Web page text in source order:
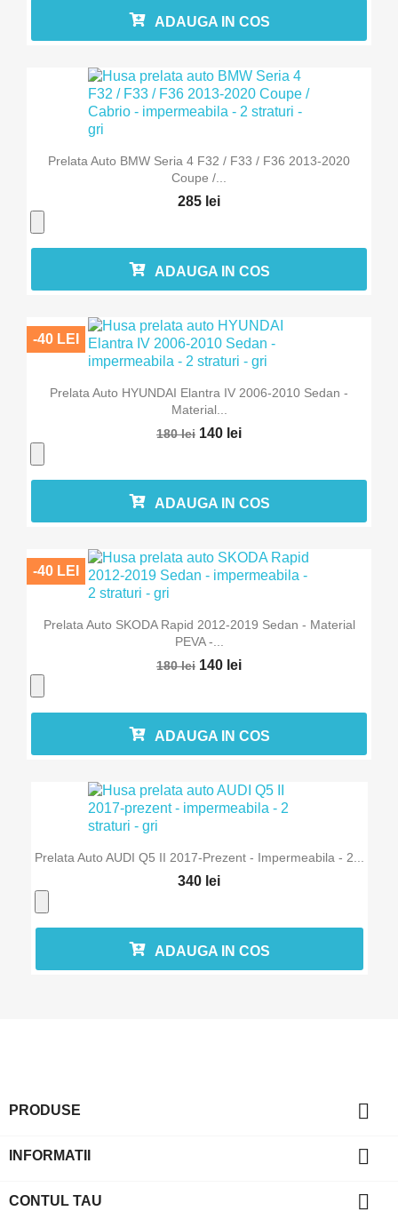
ADAUGA IN COS
Prelata Auto BMW Seria 4 F32 / F33 / F36 2013-2020
Coupe /...
285 lei
ADAUGA IN COS
Prelata Auto HYUNDAI Elantra IV 2006-2010 Sedan -
Material...
180 lei 140 lei
-40 LEI
ADAUGA IN COS
Prelata Auto SKODA Rapid 2012-2019 Sedan - Material
PEVA -...
180 lei 140 lei
-40 LEI
ADAUGA IN COS
Prelata Auto AUDI Q5 II 2017-Prezent - Impermeabila - 2...
340 lei
ADAUGA IN COS
PRODUSE 
INFORMATII 
CONTUL TAU 